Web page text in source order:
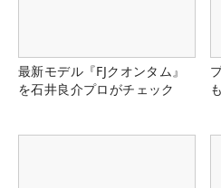
最新モデル『FJクオンタム』
を石井良介プロがチェック